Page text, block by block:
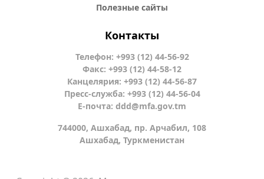
Полезные сайты
Контакты
Телефон: +993 (12) 44-56-92
Факс: +993 (12) 44-58-12
Канцелярия: +993 (12) 44-56-87
Пресс-служба: +993 (12) 44-56-04
Е-почта: ddd@mfa.gov.tm
744000, Ашхабад, пр. Арчабил, 108
Ашхабад, Туркменистан